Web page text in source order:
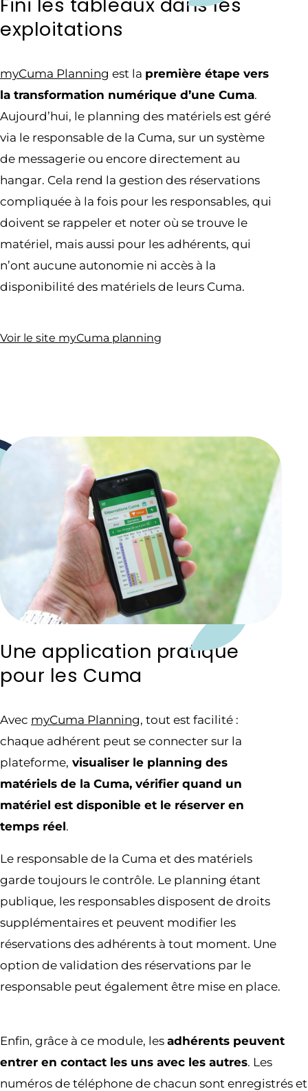
exploitations
myCuma Planning est la première étape vers
la transformation numérique d’une Cuma.
Aujourd’hui, le planning des matériels est géré
via le responsable de la Cuma, sur un système
de messagerie ou encore directement au
hangar. Cela rend la gestion des réservations
compliquée à la fois pour les responsables, qui
doivent se rappeler et noter où se trouve le
matériel, mais aussi pour les adhérents, qui
n’ont aucune autonomie ni accès à la
disponibilité des matériels de leurs Cuma.
Voir le site myCuma planning
Une application pratique
pour les Cuma
Avec myCuma Planning, tout est facilité :
chaque adhérent peut se connecter sur la
plateforme, visualiser le planning des
matériels de la Cuma, vérifier quand un
matériel est disponible et le réserver en
temps réel.
Le responsable de la Cuma et des matériels
garde toujours le contrôle. Le planning étant
publique, les responsables disposent de droits
supplémentaires et peuvent modifier les
réservations des adhérents à tout moment. Une
option de validation des réservations par le
responsable peut également être mise en place.
Enfin, grâce à ce module, les adhérents peuvent
entrer en contact les uns avec les autres. Les
numéros de téléphone de chacun sont enregistrés et